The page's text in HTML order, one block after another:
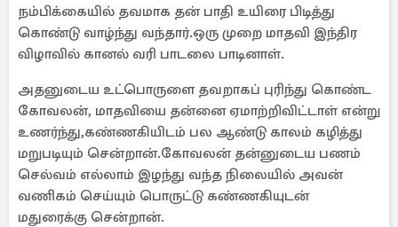
நம்பிக்கையில் தவமாக தன் பாதி உயிரை பிடித்து
கொண்டு வாழ்ந்து வந்தார்.ஒரு முறை மாதவி இந்திர
விழாவில் கானல் வரி பாடலை பாடினாள்.
அதனுடைய உட்பொருளை தவறாகப் புரிந்து கொண்ட
கோவலன், மாதவியை தன்னை ஏமாற்றிவிட்டாள் என்று
உணர்ந்து,கண்ணகியிடம் பல ஆண்டு காலம் கழித்து
மறுபடியும் சென்றான்.கோவலன் தன்னுடைய பணம்
செல்வம் எல்லாம் இழந்து வந்த நிலையில் அவன்
வணிகம் செய்யும் பொருட்டு கண்ணகியுடன்
மதுரைக்கு சென்றான்.